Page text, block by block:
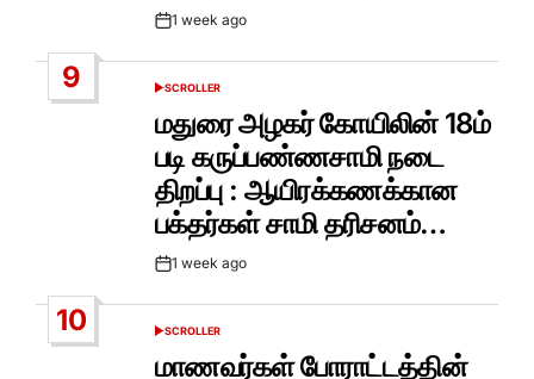
Post1 week ago
9
POSTED
SCROLLER
மதுரை அழகர் கோயிலின் 18ம்
படி கருப்பண்ணசாமி நடை
திறப்பு : ஆயிரக்கணக்கான
பக்தர்கள் சாமி தரிசனம்…
Post1 week ago
10
POSTED
SCROLLER
மாணவர்கள் போராட்டத்தின்